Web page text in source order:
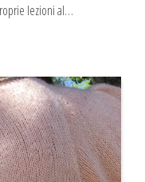
lezioni al…